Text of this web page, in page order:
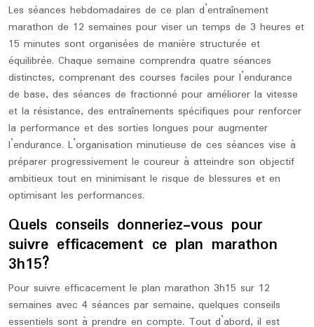
Les séances hebdomadaires de ce plan d’entraînement
marathon de 12 semaines pour viser un temps de 3 heures et
15 minutes sont organisées de manière structurée et
équilibrée. Chaque semaine comprendra quatre séances
distinctes, comprenant des courses faciles pour l’endurance
de base, des séances de fractionné pour améliorer la vitesse
et la résistance, des entraînements spécifiques pour renforcer
la performance et des sorties longues pour augmenter
l’endurance. L’organisation minutieuse de ces séances vise à
préparer progressivement le coureur à atteindre son objectif
ambitieux tout en minimisant le risque de blessures et en
optimisant les performances.
Quels conseils donneriez-vous pour
suivre efficacement ce plan marathon
3h15?
Pour suivre efficacement le plan marathon 3h15 sur 12
semaines avec 4 séances par semaine, quelques conseils
essentiels sont à prendre en compte. Tout d’abord, il est